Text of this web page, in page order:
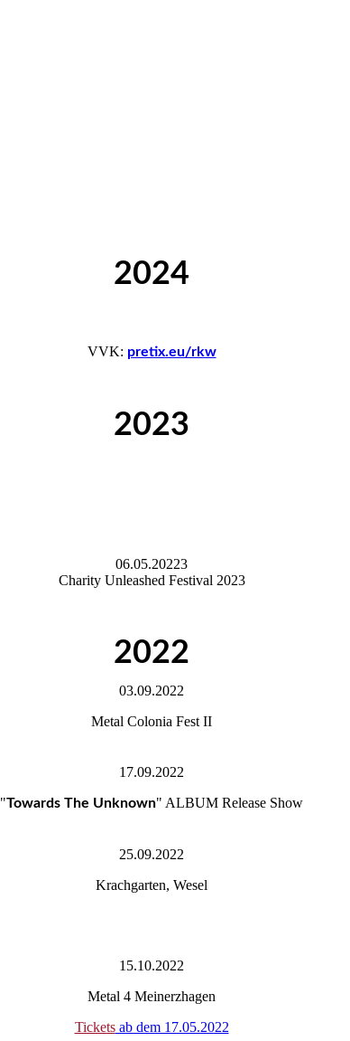
2024
VVK: pretix.eu/rkw
2023
06.05.20223
Charity Unleashed Festival 2023
2022
03.09.2022
Metal Colonia Fest II
17.09.2022
"Towards The Unknown" ALBUM Release Show
25.09.2022
Krachgarten, Wesel
15.10.2022
Metal 4 Meinerzhagen
Ticketsab dem 17.05.2022